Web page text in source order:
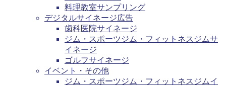
料理教室サンプリング
デジタルサイネージ広告
歯科医院サイネージ
ジム・スポーツジム・フィットネスジムサ
イネージ
ゴルフサイネージ
イベント・その他
ジム・スポーツジム・フィットネスジムイ